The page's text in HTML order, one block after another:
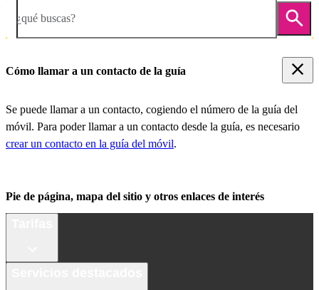
¿qué buscas?
Cómo llamar a un contacto de la guía
Se puede llamar a un contacto, cogiendo el número de la guía del
móvil. Para poder llamar a un contacto desde la guía, es necesario
crear un contacto en la guía del móvil.
Pie de página, mapa del sitio y otros enlaces de interés